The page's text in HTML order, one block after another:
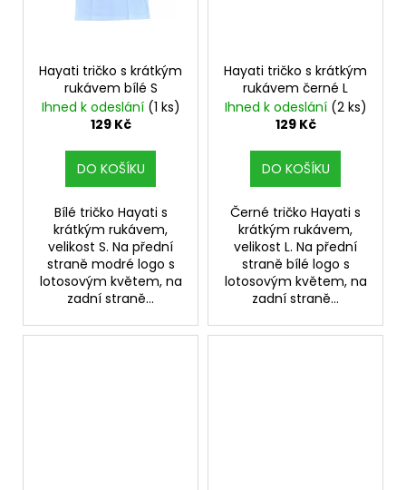
Hayati tričko s krátkým
rukávem bílé S
Ihned k odeslání (1 ks)
129 Kč
DO KOŠÍKU
Bílé tričko Hayati s
krátkým rukávem,
velikost S. Na přední
straně modré logo s
lotosovým květem, na
zadní straně...
Hayati tričko s krátkým
rukávem černé L
Ihned k odeslání (2 ks)
129 Kč
DO KOŠÍKU
Černé tričko Hayati s
krátkým rukávem,
velikost L. Na přední
straně bílé logo s
lotosovým květem, na
zadní straně...
DEKANG
MIX
169